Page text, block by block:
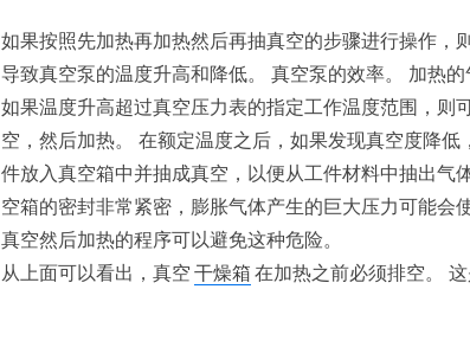
如果按照先加热再加热然后再抽真空的步骤进行操作，
导致真空泵的温度升高和降低。 真空泵的效率。 加热
如果温度升高超过真空压力表的指定工作温度范围，则
空，然后加热。 在额定温度之后，如果发现真空度降
件放入真空箱中并抽成真空，以便从工件材料中抽出气
空箱的密封非常紧密，膨胀气体产生的巨大压力可能会
真空然后加热的程序可以避免这种危险。
从上面可以看出，真空 干燥箱 在加热之前必须排空。